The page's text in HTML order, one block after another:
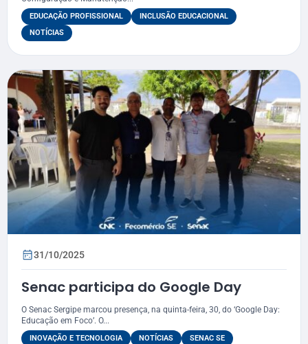
EDUCAÇÃO PROFISSIONAL
INCLUSÃO EDUCACIONAL
NOTÍCIAS
31/10/2025
Senac participa do Google Day
O Senac Sergipe marcou presença, na quinta-feira, 30, do ‘Google Day:
Educação em Foco’. O...
INOVAÇÃO E TECNOLOGIA NOTÍCIAS SENAC SE